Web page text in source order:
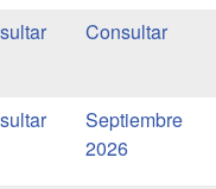
Septiembre
2026